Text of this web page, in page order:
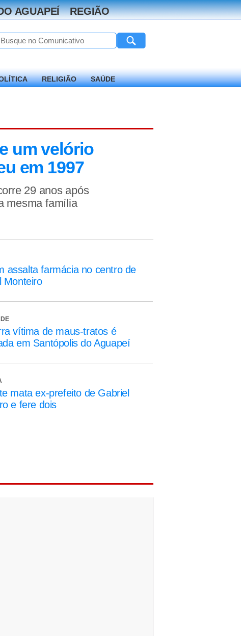
AGUAPEÍ REGIÃO
RELIGIÃO SAÚDE
um velório
em 1997
29 anos após
mesma família
assalta farmácia no centro de
Monteiro
vítima de maus-tratos é
em Santópolis do Aguapeí
mata ex-prefeito de Gabriel
e fere dois